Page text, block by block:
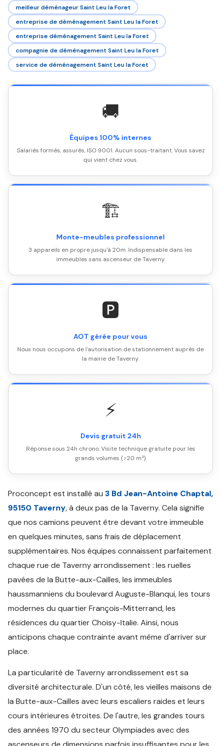
meilleur déménageur Saint Leu la Foret
entreprise de déménagement Saint Leu la Foret
entreprise déménagement Saint Leu la Foret
compagnie de déménagement Saint Leu la Foret
service de déménagement Saint Leu la Foret
🚚
Équipes 100% internes
Salariés formés, assurés, ISO 9001. Aucun sous-traitant. Vous savez
qui vient chez vous.
🏗️
Monte-meubles professionnel
3 appareils en propre jusqu'à 20m. Indispensable dans les
immeubles sans ascenseur de Taverny.
🅿️
AOT gérée pour vous
Nous nous occupons de l'autorisation de stationnement auprès de
la mairie de Taverny.
⚡
Devis gratuit 24h
Réponse sous 24h chrono. Visite technique gratuite pour les
grands volumes (>20 m³).
Proconcept est installé au 3 Bd Jean-Antoine Chaptal,
95150 Taverny, à deux pas de la Taverny. Cela signifie
que nos camions peuvent être devant votre immeuble
en quelques minutes, sans frais de déplacement
supplémentaires. Nos équipes connaissent parfaitement
chaque rue de Taverny arrondissement : les ruelles
pavées de la Butte-aux-Cailles, les immeubles
haussmanniens du boulevard Auguste-Blanqui, les tours
modernes du quartier François-Mitterrand, les
résidences du quartier Choisy-Italie. Ainsi, nous
anticipons chaque contrainte avant même d'arriver sur
place.
La particularité de Taverny arrondissement est sa
diversité architecturale. D'un côté, les vieilles maisons de
la Butte-aux-Cailles avec leurs escaliers raides et leurs
cours intérieures étroites. De l'autre, les grandes tours
des années 1970 du secteur Olympiades avec des